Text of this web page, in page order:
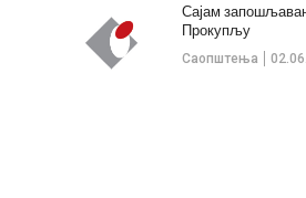
Саопштења
Сајам
Прокупљу